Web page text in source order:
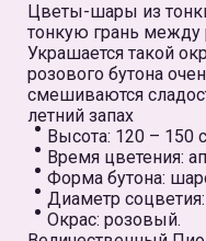
Цветы-шары из
тонкую грань
Украшается такой
розового бутона
смешиваются
летний запах
Высота: 120 – 150
Время цветения:
Форма бутона:
Диаметр
Окрас: розовый.